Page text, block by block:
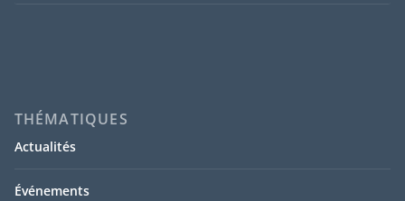
THÉMATIQUES
Actualités
Événements